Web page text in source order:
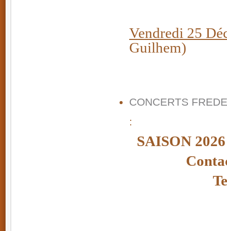
Vendredi 25
Guilhem)
CONCERTS
:
SAISON